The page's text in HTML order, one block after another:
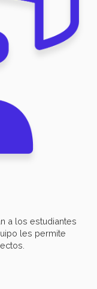
a los estudiantes
les permite